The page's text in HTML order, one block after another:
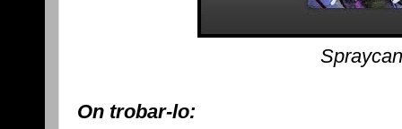
On trobar-lo: